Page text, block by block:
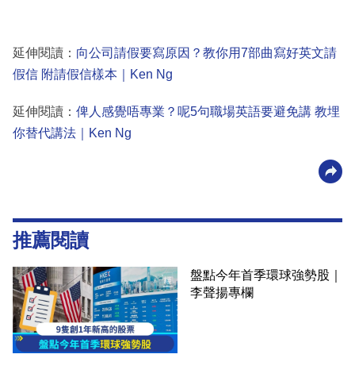
延伸閱讀： 向公司請假要寫原因？教你用7部曲寫好英文請
假信 附請假信樣本｜Ken Ng
延伸閱讀： 俾人感覺唔專業？呢5句職場英語要避免講 教埋
你替代講法｜Ken Ng
推薦閱讀
盤點今年首季環球強勢股｜
李聲揚專欄